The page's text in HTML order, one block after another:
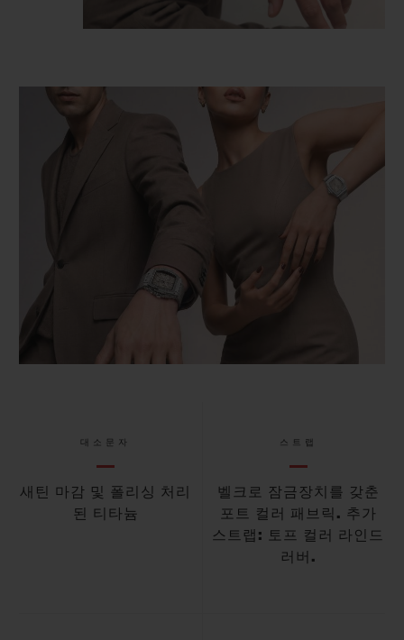
대소문자
새틴 마감 및 폴리싱 처리
된 티타늄
스트랩
벨크로 잠금장치를 갖춘
포트 컬러 패브릭. 추가
스트랩: 토프 컬러 라인드
러버.